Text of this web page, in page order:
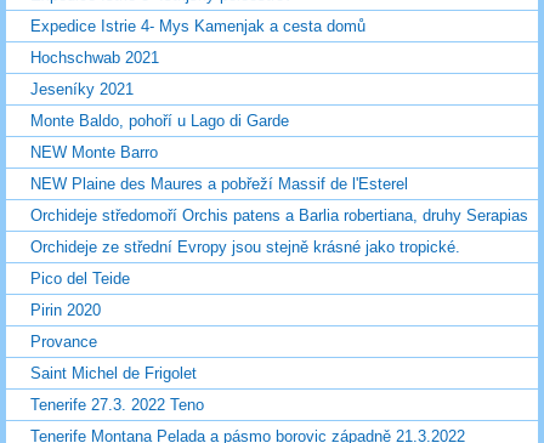
Expedice Istrie 4- Mys Kamenjak a cesta domů
Hochschwab 2021
Jeseníky 2021
Monte Baldo, pohoří u Lago di Garde
NEW Monte Barro
NEW Plaine des Maures a pobřeží Massif de l'Esterel
Orchideje středomoří Orchis patens a Barlia robertiana, druhy Serapias
Orchideje ze střední Evropy jsou stejně krásné jako tropické.
Pico del Teide
Pirin 2020
Provance
Saint Michel de Frigolet
Tenerife 27.3. 2022 Teno
Tenerife Montana Pelada a pásmo borovic západně 21.3.2022